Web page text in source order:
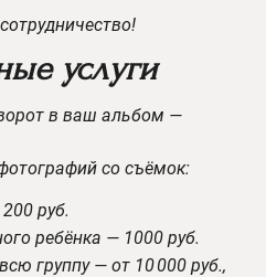
услуги
в ваш альбом —
со съёмок:
руб.
ребёнка — 1000 руб.
группу — от 10 000 руб.,